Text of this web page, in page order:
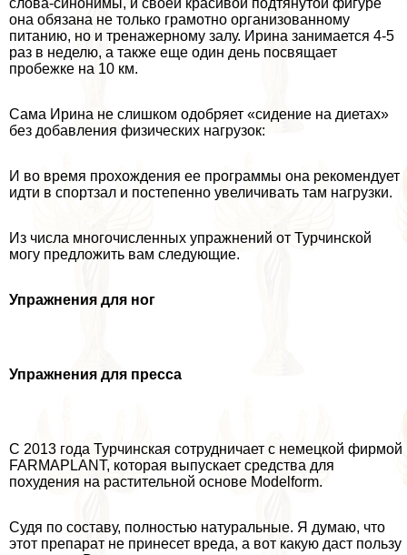
слова-синонимы, и своей красивой подтянутой фигуре
она обязана не только грамотно организованному
питанию, но и тренажерному залу. Ирина занимается 4-5
раз в неделю, а также еще один день посвящает
пробежке на 10 км.
Сама Ирина не слишком одобряет «сидение на диетах»
без добавления физических нагрузок:
И во время прохождения ее программы она рекомендует
идти в спортзал и постепенно увеличивать там нагрузки.
Из числа многочисленных упражнений от Турчинской
могу предложить вам следующие.
Упражнения для ног
Упражнения для пресса
С 2013 года Турчинская сотрудничает с немецкой фирмой
FARMAPLANT, которая выпускает средства для
похудения на растительной основе Modelform.
Судя по составу, полностью натуральные. Я думаю, что
этот препарат не принесет вреда, а вот какую даст пользу